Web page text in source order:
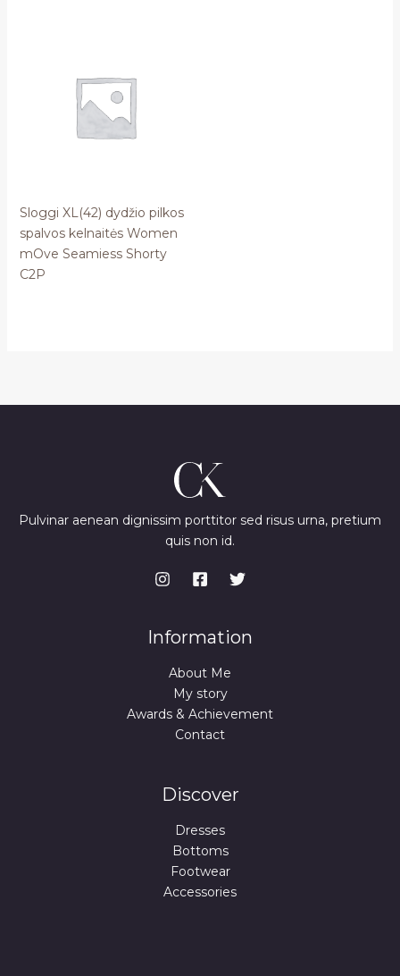
Sloggi XL(42) dydžio pilkos
spalvos kelnaitės Women
mOve Seamiess Shorty
C2P
Pulvinar aenean dignissim porttitor sed risus urna, pretium
quis non id.
Information
About Me
My story
Awards & Achievement
Contact
Discover
Dresses
Bottoms
Footwear
Accessories